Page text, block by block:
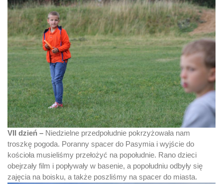
VII dzień – Niedzielne przedpołudnie pokrzyżowała nam
troszkę pogoda. Poranny spacer do Pasymia i wyjście do
kościoła musieliśmy przełożyć na popołudnie. Rano dzieci
obejrzały film i popływały w basenie, a popołudniu odbyły się
zajęcia na boisku, a także poszliśmy na spacer do miasta.